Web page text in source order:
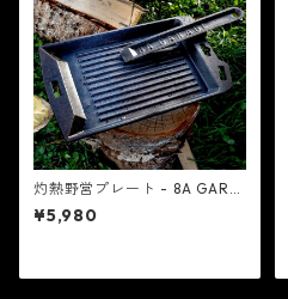
灼熱野営プレート - 8A GARA
GE
¥5,980